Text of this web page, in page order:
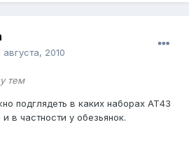
августа, 2010
тем
подглядеть в каких наборах АТ43
в частности у обезьянок.